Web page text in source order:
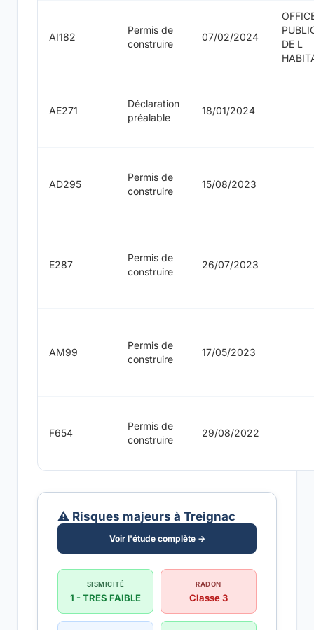
AI182
Permis de
construire
07/02/2024
DE L
AE271
Déclaration
préalable
18/01/2024
AD295
Permis de
construire
15/08/2023
E287
Permis de
construire
26/07/2023
AM99
Permis de
construire
17/05/2023
F654
Permis de
construire
29/08/2022
⚠️ Risques majeurs à Treignac
Voir l'étude complète →
SISMICITÉ
1 - TRES FAIBLE
RADON
Classe 3